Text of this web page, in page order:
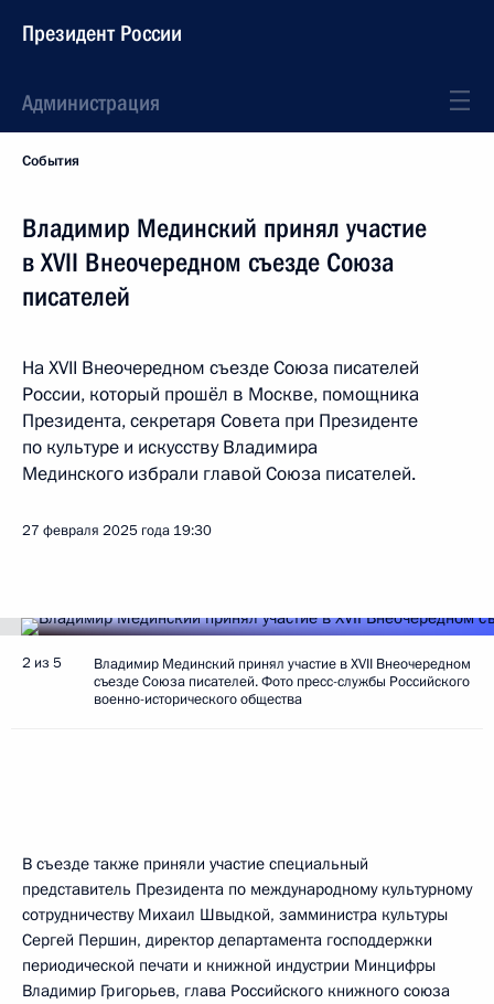
Президент России
Администрация
События
Владимир Мединский принял участие
в XVII Внеочередном съезде Союза
писателей
На XVII Внеочередном съезде Союза писателей
России, который прошёл в Москве, помощника
Президента, секретаря Совета при Президенте
по культуре и искусству Владимира
Мединского избрали главой Союза писателей.
27 февраля 2025 года 19:30
2 из 5
Владимир Мединский принял участие в XVII Внеочередном
съезде Союза писателей. Фото пресс-службы Российского
военно-исторического общества
В съезде также приняли участие специальный
представитель Президента по международному культурному
сотрудничеству Михаил Швыдкой, замминистра культуры
Сергей Першин, директор департамента господдержки
периодической печати и книжной индустрии Минцифры
Владимир Григорьев, глава Российского книжного союза